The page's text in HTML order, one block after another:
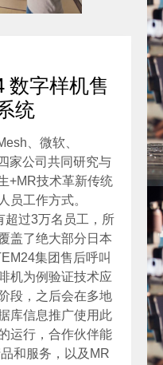
数字样机售
统
、微软、
家公司共同研究与
+MR技术革新传统
员工作方式。
超过3万名员工，所
盖了绝大部分日本
集团售后呼叫
机为例验证技术应
段，之后会在多地
库信息推广使用此
运行，合作伙伴能
和服务，以及MR